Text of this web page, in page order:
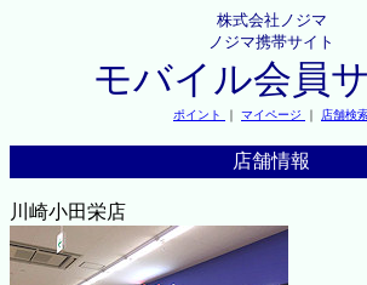
株式会社ノジマ
ノジマ携帯サイト
モバイル会員
ポイント ｜ マイページ ｜ 店舗検
店舗情報
川崎小田栄店